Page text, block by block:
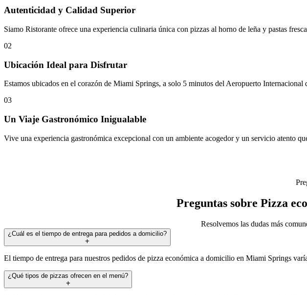
Autenticidad y Calidad Superior
Siamo Ristorante ofrece una experiencia culinaria única con pizzas al horno de leña y pastas
02
Ubicación Ideal para Disfrutar
Estamos ubicados en el corazón de Miami Springs, a solo 5 minutos del Aeropuerto
03
Un Viaje Gastronómico Inigualable
Vive una experiencia gastronómica excepcional con un ambiente acogedor y un servicio atento
Preguntas sobre Pizza
Resolvemos las dudas más
¿Cuál es el tiempo de entrega para pedidos a domicilio?
El tiempo de entrega para nuestros pedidos de pizza económica a domicilio en Miami Springs
¿Qué tipos de pizzas ofrecen en el menú?